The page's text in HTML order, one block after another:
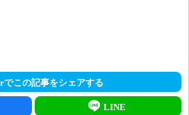
でこの記事をシェアする
LINE